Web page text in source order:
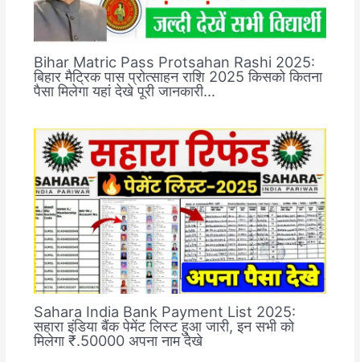
Bihar Matric Pass Protsahan Rashi 2025:
बिहार मैट्रिक पास प्रोत्साहन राशि 2025 किसको कितना
पैसा मिलेगा यहां देखे पूरी जानकारी…
Sahara India Bank Payment List 2025:
सहारा इंडिया बैंक पेमेंट लिस्ट हुआ जारी, इन सभी को
मिलेगा ₹.50000 अपना नाम देखे